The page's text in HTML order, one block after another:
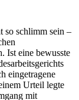
so schlimm sein –
Ist eine bewusste
eingetragene
Urteil legte
mit